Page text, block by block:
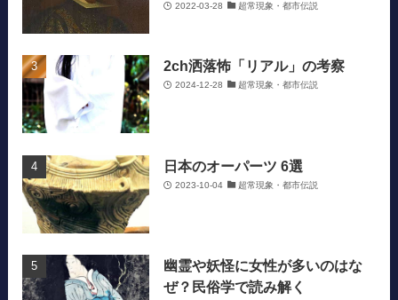
2022-03-28 超常現象・都市伝説
2ch洒落怖「リアル」の考察
2024-12-28 超常現象・都市伝説
日本のオーパーツ 6選
2023-10-04 超常現象・都市伝説
幽霊や妖怪に女性が多いのはな
ぜ？民俗学で読み解く